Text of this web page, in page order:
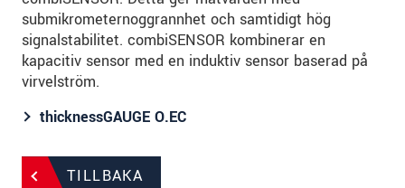
submikrometernoggrannhet och samtidigt hög
signalstabilitet. combiSENSOR kombinerar en
kapacitiv sensor med en induktiv sensor baserad på
virvelström.
thicknessGAUGE O.EC
TILLBAKA